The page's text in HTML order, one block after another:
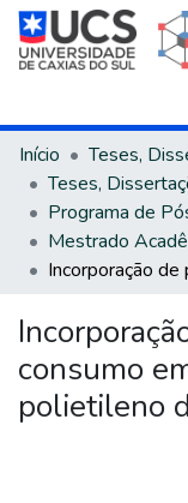
Início
consumo
polietileno